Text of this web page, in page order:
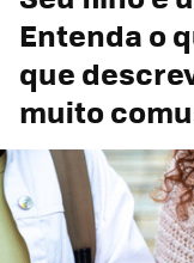
Entenda o
que
muito